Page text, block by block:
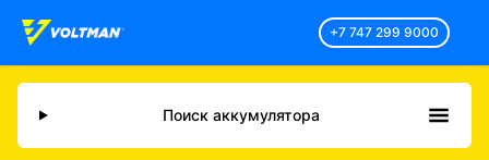
+7 747 299 9000
Поиск аккумулятора